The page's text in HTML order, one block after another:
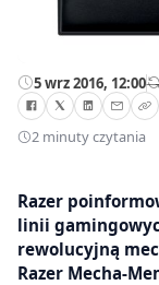
5 wrz 2016, 12:00—
2 minuty czytania
Razer
linii
rewolucyjną
Razer Mecha-